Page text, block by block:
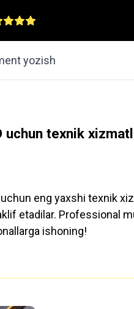
yozish
uchun texnik
eng yaxshi texnik
etadilar. Professional
ishoning!